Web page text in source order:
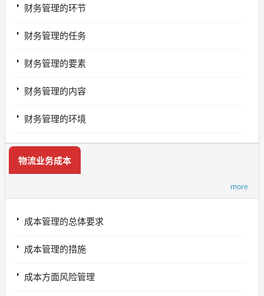
财务管理的环节
财务管理的任务
财务管理的要素
财务管理的内容
财务管理的环境
物流业务成本
more
成本管理的总体要求
成本管理的措施
成本方面风险管理